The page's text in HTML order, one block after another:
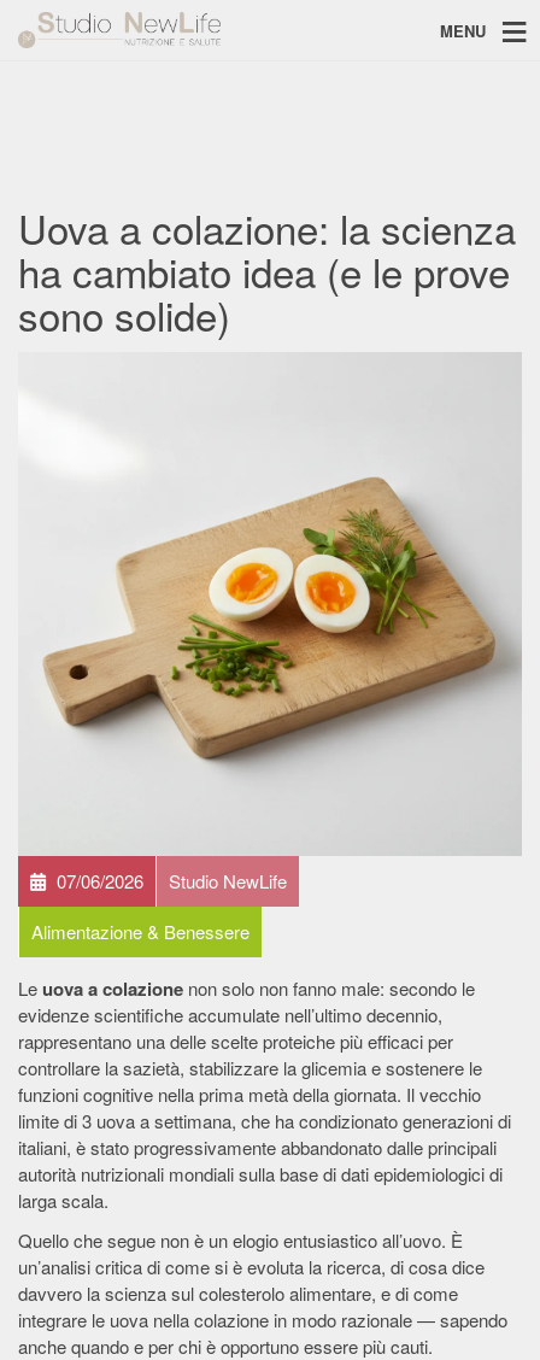
MENU
Uova a colazione: la scienza
ha cambiato idea (e le prove
sono solide)
07/06/2026
Studio NewLife
Alimentazione & Benessere
Leuova a colazione non solo non fanno male: secondo le
evidenze scientifiche accumulate nell’ultimo decennio,
rappresentano una delle scelte proteiche più efficaci per
controllare la sazietà, stabilizzare la glicemia e sostenere le
funzioni cognitive nella prima metà della giornata. Il vecchio
limite di 3 uova a settimana, che ha condizionato generazioni di
italiani, è stato progressivamente abbandonato dalle principali
autorità nutrizionali mondiali sulla base di dati epidemiologici di
larga scala.
Quello che segue non è un elogio entusiastico all’uovo. È
un’analisi critica di come si è evoluta la ricerca, di cosa dice
davvero la scienza sul colesterolo alimentare, e di come
integrare le uova nella colazione in modo razionale — sapendo
anche quando e per chi è opportuno essere più cauti.